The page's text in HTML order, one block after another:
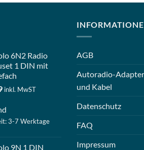
6N2 Radio
1 DIN mit
inkl. MwST
3-7 Werktage
9N 1 DIN
AGB
Autoradio-
und Kabel
Datenschutz
FAQ
Impressum